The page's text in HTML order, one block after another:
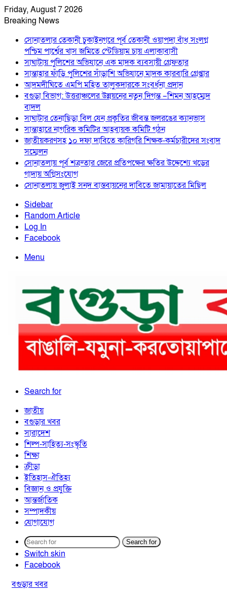
Friday, August 7 2026
Breaking News
সোনাতলার তেকানী চুকাইনগরে পূর্ব তেকানী ওয়াপদা বাঁধ সংলগ্ন
পশ্চিম পার্শ্বের খাস জমিতে স্টেডিয়াম চায় এলাকাবাসী
সাঘাটায় পুলিশের অভিযানে এক মাদক ব্যবসায়ী গ্রেফতার
সান্তাহার ফাঁড়ি পুলিশের সাঁড়াশি অভিযানে মাদক কারবারি গ্রেপ্তার
আদমদীঘিতে এমপি মহিত তালুকদারকে সংবর্ধনা প্রদান
বগুড়া বিভাগ: উত্তরাঞ্চলের উন্নয়নের নতুন দিগন্ত –শিমন আহম্মেদ
বাদল
সাঘাটার তেনাছিড়া বিল যেন প্রকৃতির জীবন্ত জলরঙের ক্যানভাস
সান্তাহারে নাগরিক কমিটির আহবায়ক কমিটি গঠন
জাতীয়করণসহ ১০ দফা দাবিতে কারিগরি শিক্ষক-কর্মচারীদের সংবাদ
সম্মেলন
সোনাতলায় পূর্ব শত্রুতার জেরে প্রতিপক্ষের ক্ষতির উদ্দেশ্যে খড়ের
গাদায় অগ্নিসংযোগ
সোনাতলায় জুলাই সনদ বাস্তবায়নের দাবিতে জামায়াতের মিছিল
Sidebar
Random Article
Log In
Facebook
Menu
Search for
জাতীয়
বগুড়ার খবর
সারাদেশ
শিল্প-সাহিত্য-সংস্কৃতি
শিক্ষা
ক্রীড়া
ইতিহাস-ঐতিহ্য
বিজ্ঞান ও প্রযুক্তি
আন্তর্জাতিক
সম্পাদকীয়
যোগাযোগ
Search for
Switch skin
Facebook
বগুড়ার খবর